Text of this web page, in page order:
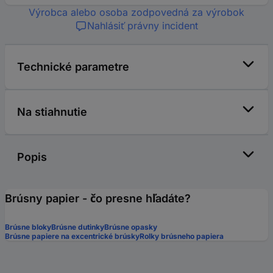
Výrobca alebo osoba zodpovedná za výrobok
Nahlásiť právny incident
Technické parametre
Na stiahnutie
Popis
Brúsny papier - čo presne hľadáte?
Brúsne blokyBrúsne dutinkyBrúsne opasky
Brúsne papiere na excentrické brúskyRolky brúsneho papiera